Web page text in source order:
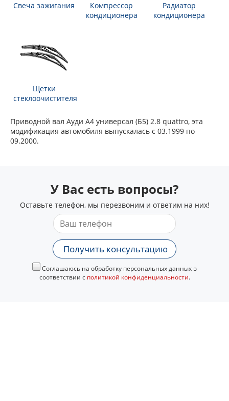
Свеча зажигания
Компрессор
кондиционера
Радиатор
кондиционера
Щетки
стеклоочистителя
Приводной вал Ауди А4 универсал (Б5) 2.8 quattro, эта
модификация автомобиля выпускалась с 03.1999 по
09.2000.
У Вас есть вопросы?
Оставьте телефон, мы перезвоним и ответим на них!
Получить консультацию
Соглашаюсь на обработку персональных данных в
соответствии с политикой конфиденциальности.